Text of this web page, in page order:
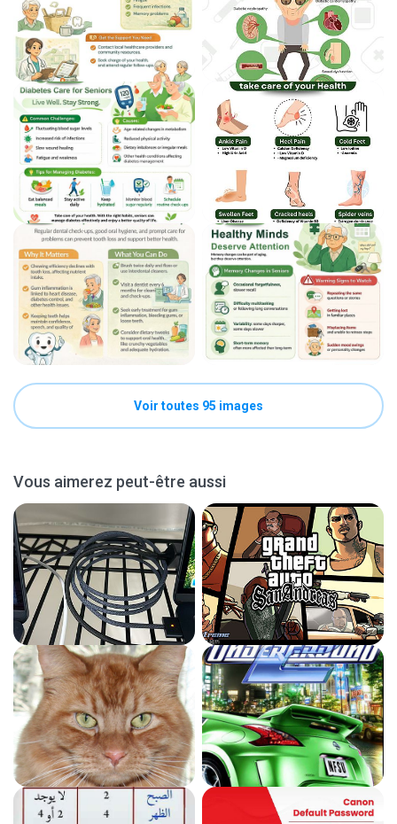
Voir toutes 95 images
Vous aimerez peut-être aussi